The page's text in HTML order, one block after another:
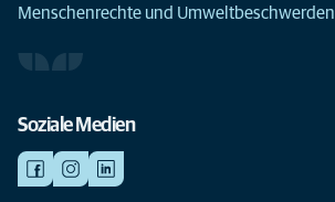
Menschenrechte und Umweltbeschwerden
Soziale Medien